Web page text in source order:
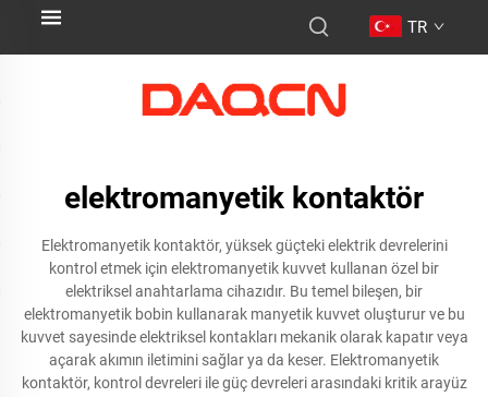
TR
elektromanyetik kontaktör
Elektromanyetik kontaktör, yüksek güçteki elektrik devrelerini
kontrol etmek için elektromanyetik kuvvet kullanan özel bir
elektriksel anahtarlama cihazıdır. Bu temel bileşen, bir
elektromanyetik bobin kullanarak manyetik kuvvet oluşturur ve bu
kuvvet sayesinde elektriksel kontakları mekanik olarak kapatır veya
açarak akımın iletimini sağlar ya da keser. Elektromanyetik
kontaktör, kontrol devreleri ile güç devreleri arasındaki kritik arayüz